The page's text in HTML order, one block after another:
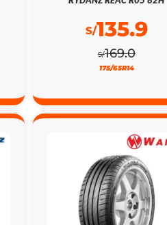
S/169.0
S/135.9
175/65R14